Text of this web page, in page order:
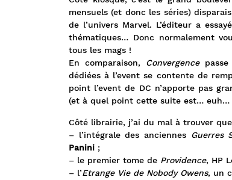
mensuels (et donc les séries)
de l’univers Marvel. L’éditeur a
thématiques… Donc normalement
tous les mags !
En comparaison, Convergencepasse
dédiées à l’event se contente de
point l’event de DC n’apporte pas
(et à quel point cette suite est… euh…
Côté librairie, j’ai du mal à trouver
– l’intégrale des anciennes Guerres
Panini ;
– le premier tome de Providence, HP
– l’Etrange Vie de Nobody Owens, un